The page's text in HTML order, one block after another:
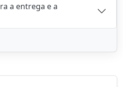
a entrega e a